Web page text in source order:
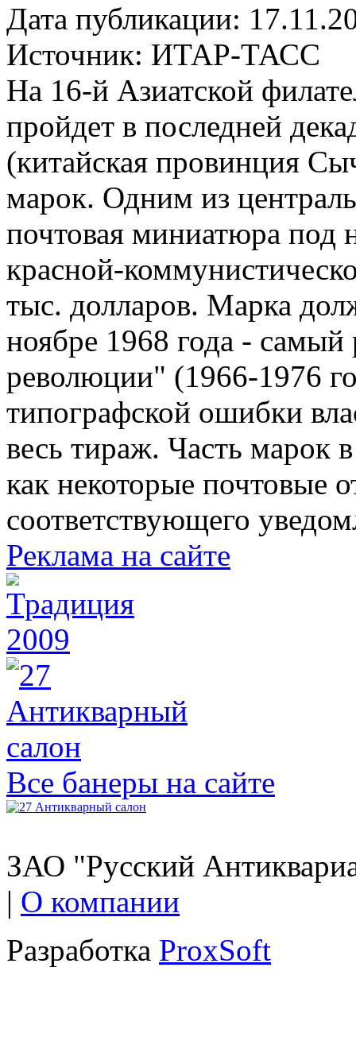
Дата публикации:
Источник: ИТАР-ТАСС
На 16-й Азиатской
пройдет в последней
(китайская провинция
марок. Одним из
почтовая миниатюра под
красной-
тыс. долларов. Марка
ноябре 1968 года - самый
революции" (1966-1976
типографской ошибки
весь тираж. Часть марок
как некоторые почтовые
соответствующего
Реклама на сайте
Все банеры на сайте
ЗАО "Русский
| О компании
Разработка ProxSoft